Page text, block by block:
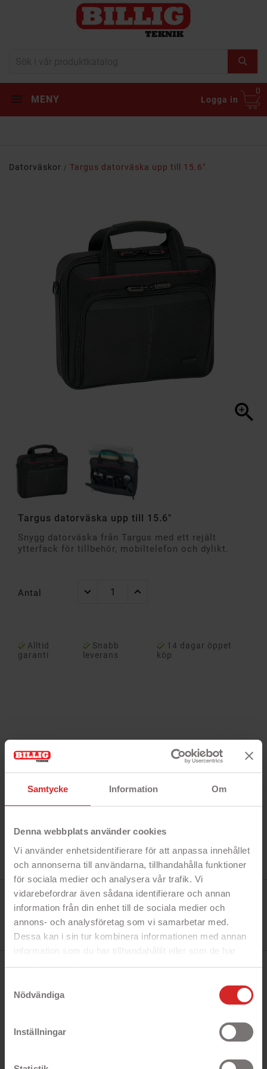
Samtycke Information Om
Denna webbplats använder cookies
Vi använder enhetsidentifierare för att anpassa innehållet
och annonserna till användarna, tillhandahålla funktioner
för sociala medier och analysera vår trafik. Vi
vidarebefordrar även sådana identifierare och annan
information från din enhet till de sociala medier och
annons- och analysföretag som vi samarbetar med.
Dessa kan i sin tur kombinera informationen med annan
information som du har tillhandahållit eller som de har
samlat in när du har använt deras tjänster.
Nödvändiga
Inställningar
MENY Logga in
0
Datorväskor Targus datorväska upp till 15.6"

Targus datorväska upp till 15.6"
Snygg datorväska från Targus med ett rejält
ytterfack för tillbehör, mobiltelefon och dylikt.
Antal
Alltid
garanti
Snabb
leverans
14 dagar öppet
köp
Tillverkare:
Referens:
CN31
0 Produkt
- Löstagbar axelrem